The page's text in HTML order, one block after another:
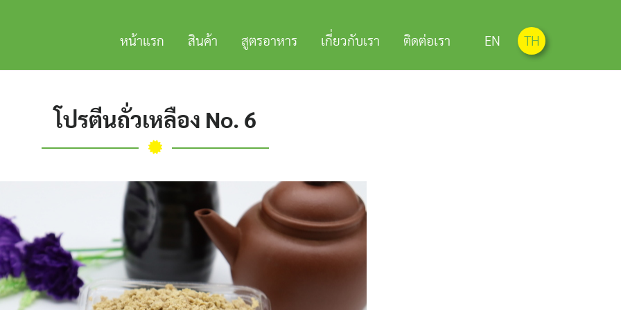
หน้าแรก สินค้า สูตรอาหาร เกี่ยวกับเรา ติดต่อเรา EN TH
โปรตีนถั่วเหลือง No. 6